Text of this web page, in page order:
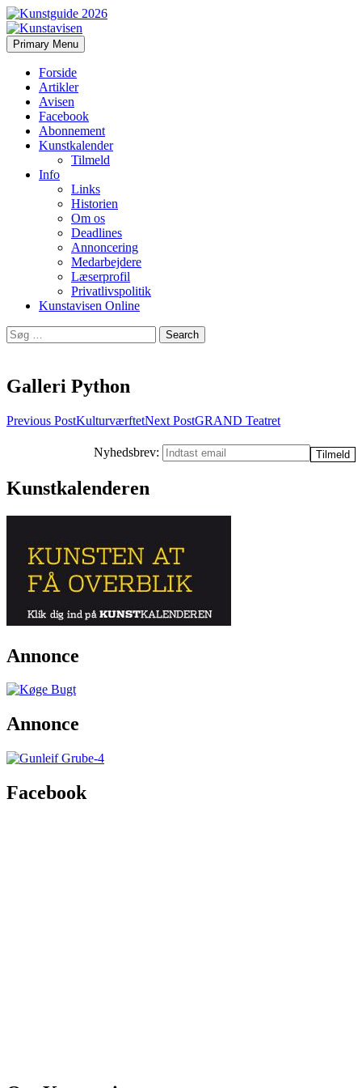
Kunstavisen
Search
Primary Menu Skip
to
Forside
Artikler
Avisen
Facebook
Abonnement
Kunstkalender
Tilmeld
Info
Links
Historien
Om os
Deadlines
Annoncering
Medarbejdere
Læserprofil
Privatlivspolitik
Kunstavisen Online
Search
for:
Galleri Python
Post
Previous PostKulturværftetNext PostGRAND Teatret
Nyhedsbrev:
Kunstkalenderen
Annonce
Annonce
Facebook